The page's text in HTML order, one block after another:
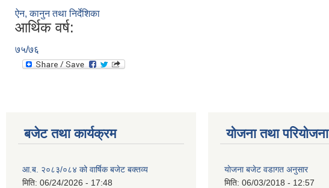
ऐन, कानुन तथा निर्देशिका
आर्थिक वर्ष:
७५/७६
बजेट तथा कार्यक्रम
आ.ब. २०८३/०८४ को वार्षिक बजेट बक्तव्य
मिति: 06/24/2026 - 17:48
योजना तथा परियोजना
याेजना बजेट वडागत अनुसार
मिति: 06/03/2018 - 12:57